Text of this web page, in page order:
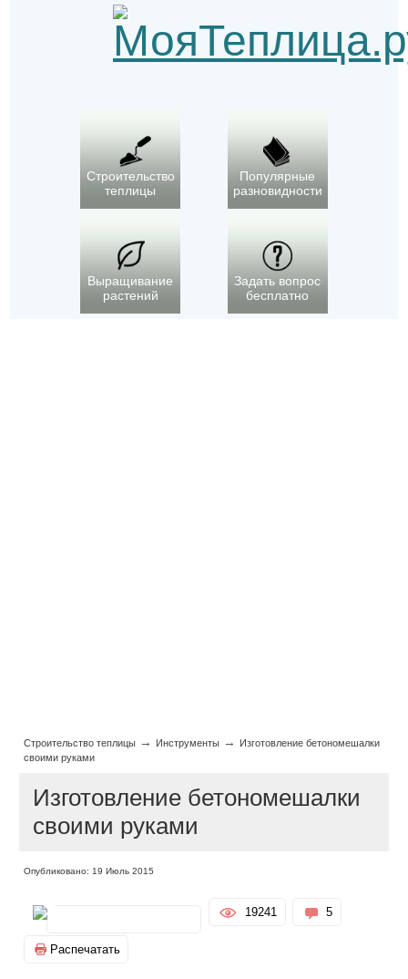
Строительство
теплицы
Популярные
разновидности
Выращивание
растений
Задать вопрос
бесплатно
Строительство теплицы → Инструменты →
Изготовление бетономешалки
своими руками
Изготовление бетономешалки
своими руками
Опубликовано: 19 Июль 2015
19241 5
Распечатать